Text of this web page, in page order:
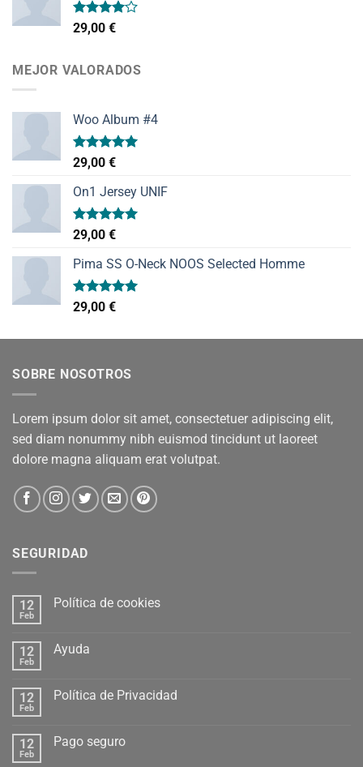
Valorado
con
29,00 €
MEJOR VALORADOS
Woo Album #4
Valorado
con
de 5
29,00 €
On1 Jersey UNIF
Valorado
con
de 5
29,00 €
Pima SS O-Neck NOOS Selected Homme
Valorado
con
29,00 €
SOBRE NOSOTROS
Lorem ipsum dolor sit amet, consectetuer adipiscing elit,
sed diam nonummy nibh euismod tincidunt ut laoreet
dolore magna aliquam erat volutpat.
SEGURIDAD
12
Feb
Política de cookies
12
Feb
Ayuda
12
Feb
Política de Privacidad
12
Feb
Pago seguro